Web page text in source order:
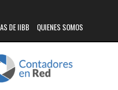
DE IIBB QUIENES SOMOS